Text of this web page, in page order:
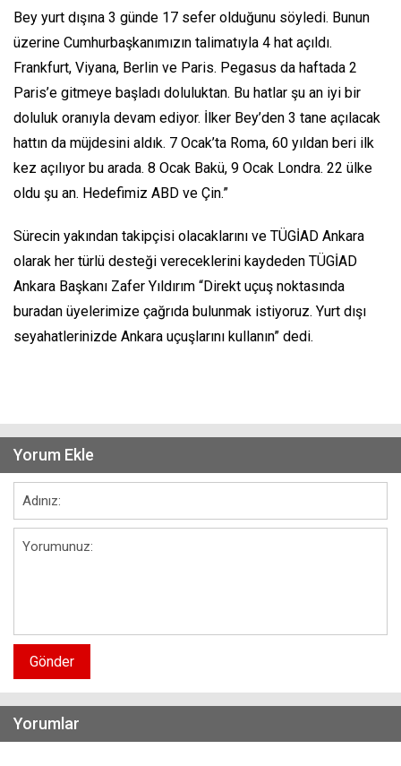
Bey yurt dışına 3 günde 17 sefer olduğunu söyledi. Bunun
üzerine Cumhurbaşkanımızın talimatıyla 4 hat açıldı.
Frankfurt, Viyana, Berlin ve Paris. Pegasus da haftada 2
Paris’e gitmeye başladı doluluktan. Bu hatlar şu an iyi bir
doluluk oranıyla devam ediyor. İlker Bey’den 3 tane açılacak
hattın da müjdesini aldık. 7 Ocak’ta Roma, 60 yıldan beri ilk
kez açılıyor bu arada. 8 Ocak Bakü, 9 Ocak Londra. 22 ülke
oldu şu an. Hedefimiz ABD ve Çin.”
Sürecin yakından takipçisi olacaklarını ve TÜGİAD Ankara
olarak her türlü desteği vereceklerini kaydeden TÜGİAD
Ankara Başkanı Zafer Yıldırım “Direkt uçuş noktasında
buradan üyelerimize çağrıda bulunmak istiyoruz. Yurt dışı
seyahatlerinizde Ankara uçuşlarını kullanın” dedi.
Yorum Ekle
Gönder
Yorumlar